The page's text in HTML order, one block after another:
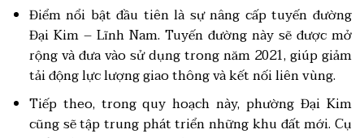
Điểm nổi bật đầu tiên là sự nâng cấp tuyến đường
Đại Kim – Lĩnh Nam. Tuyến đường này sẽ được mở
rộng và đưa vào sử dụng trong năm 2021, giúp giảm
tải động lực lượng giao thông và kết nối liên vùng.
Tiếp theo, trong quy hoạch này, phường Đại Kim
cũng sẽ tập trung phát triển những khu đất mới. Cụ